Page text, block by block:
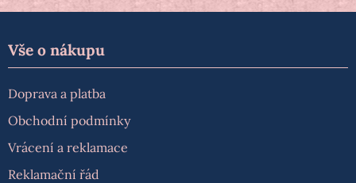
Vše o nákupu
Doprava a platba
Obchodní podmínky
Vrácení a reklamace
Reklamační řád